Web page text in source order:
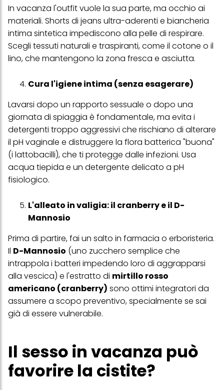
In vacanza l'outfit vuole la sua parte, ma occhio ai
materiali. Shorts di jeans ultra-aderenti e biancheria
intima sintetica impediscono alla pelle di respirare.
Scegli tessuti naturali e traspiranti, come il cotone o il
lino, che mantengono la zona fresca e asciutta.
Cura l'igiene intima (senza esagerare)
Lavarsi dopo un rapporto sessuale o dopo una
giornata di spiaggia è fondamentale, ma evita i
detergenti troppo aggressivi che rischiano di alterare
il pH vaginale e distruggere la flora batterica "buona"
(i lattobacilli), che ti protegge dalle infezioni. Usa
acqua tiepida e un detergente delicato a pH
fisiologico.
L'alleato in valigia: il cranberry e il D-
Mannosio
Prima di partire, fai un salto in farmacia o erboristeria.
Il D-Mannosio (uno zucchero semplice che
intrappola i batteri impedendo loro di aggrapparsi
alla vescica) e l'estratto di mirtillo rosso
americano (cranberry) sono ottimi integratori da
assumere a scopo preventivo, specialmente se sai
già di essere vulnerabile.
Il sesso in vacanza può
favorire la cistite?